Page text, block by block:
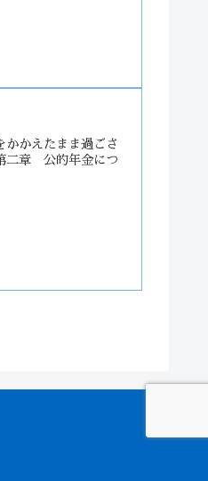
かえたまま過ごさ
二章 公的年金につ